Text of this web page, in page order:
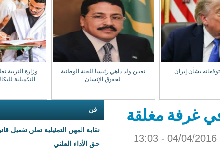
تعيين ولد داهي رئيسا للجنة الوطنية
وزارة التربية تعلن بدء تصحيح الدورة
التكميلية للبكالوريا السبت المقبل
فن
نقابة المهن التمثيلية تعلن تفعيل قانون
حق الأداء العلني